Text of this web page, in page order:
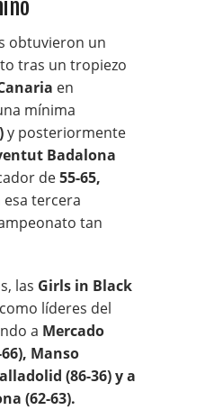
obtuvieron un
tras un tropiezo
en
mínima
y posteriormente
Badalona
de55-65,
tercera
tan
las Girls in Black
líderes del
a Mercado
Manso
(86-36) y a
(62-63).